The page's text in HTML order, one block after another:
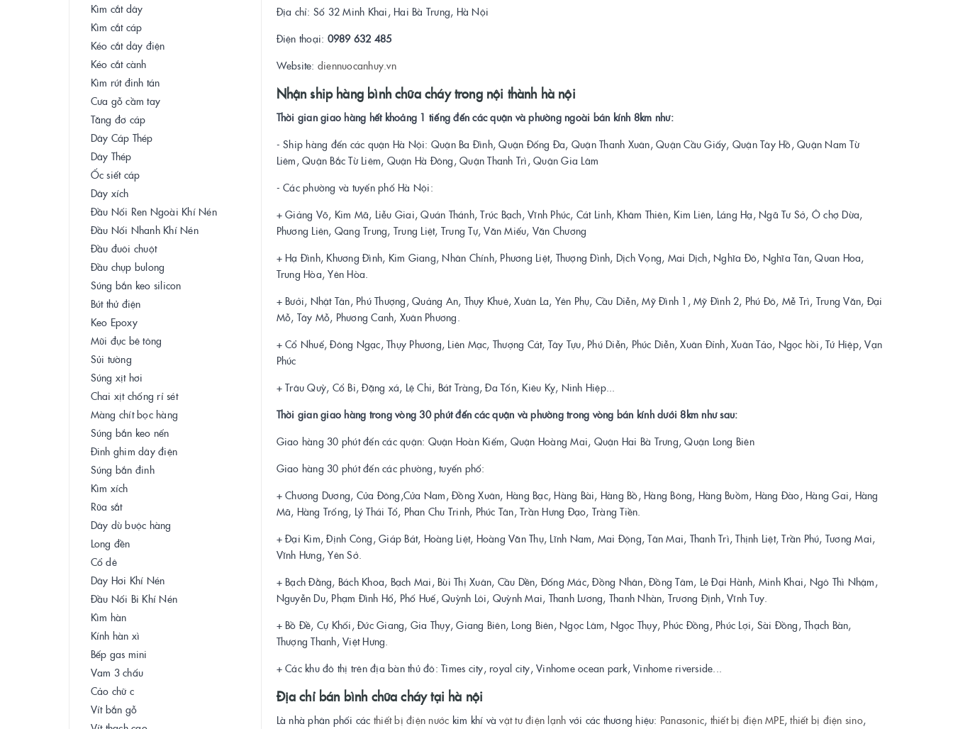
Địa chỉ: Số 32 Minh Khai, Hai Bà Trưng, Hà Nội
Điện thoại: 0989 632 485
Website: diennuocanhuy.vn
Nhận ship hàng bình chữa cháy trong nội thành hà nội
Thời gian giao hàng hết khoảng 1 tiếng đến các quận và phường ngoài bán kính 8km như:
- Ship hàng đến các quận Hà Nội: Quận Ba Đình, Quận Đống Đa, Quận Thanh Xuân, Quận Cầu Giấy, Quận Tây Hồ, Quận Nam Từ
Liêm, Quận Bắc Từ Liêm, Quận Hà Đông, Quận Thanh Trì, Quận Gia Lâm
- Các phường và tuyến phố Hà Nội:
+ Giảng Võ, Kim Mã, Liễu Giai, Quán Thánh, Trúc Bạch, Vĩnh Phúc, Cát Linh, Khâm Thiên, Kim Liên, Láng Hạ, Ngã Tư Sở, Ô chợ Dừa,
Phương Liên, Qang Trung, Trung Liệt, Trung Tự, Văn Miếu, Văn Chương
+ Hạ Đình, Khương Đình, Kim Giang, Nhân Chính, Phương Liệt, Thượng Đình, Dịch Vọng, Mai Dịch, Nghĩa Đô, Nghĩa Tân, Quan Hoa,
Trung Hòa, Yên Hòa.
+ Bưởi, Nhật Tân, Phú Thượng, Quảng An, Thụy Khuê, Xuân La, Yên Phụ, Cầu Diễn, Mỹ Đình 1, Mỹ Đình 2, Phú Đô, Mễ Trì, Trung Văn, Đại
Mỗ, Tây Mỗ, Phương Canh, Xuân Phương.
+ Cổ Nhuế, Đông Ngạc, Thụy Phương, Liên Mạc, Thượng Cát, Tây Tựu, Phú Diễn, Phúc Diễn, Xuân Đỉnh, Xuân Tảo, Ngọc hồi, Tứ Hiệp, Vạn
Phúc
+ Trâu Quỳ, Cổ Bi, Đặng xá, Lệ Chi, Bát Tràng, Đa Tốn, Kiêu Kỵ, Ninh Hiệp...
Thời gian giao hàng trong vòng 30 phút đến các quận và phường trong vòng bán kính dưới 8km như sau:
Giao hàng 30 phút đến các quận: Quận Hoàn Kiếm, Quận Hoàng Mai, Quận Hai Bà Trưng, Quận Long Biên
Giao hàng 30 phút đến các phường, tuyến phố:
+ Chương Dương, Cửa Đông,Cửa Nam, Đồng Xuân, Hàng Bạc, Hàng Bài, Hàng Bồ, Hàng Bông, Hàng Buồm, Hàng Đào, Hàng Gai, Hàng
Mã, Hàng Trống, Lý Thái Tổ, Phan Chu Trinh, Phúc Tân, Trần Hưng Đạo, Tràng Tiền.
+ Đại Kim, Định Công, Giáp Bát, Hoàng Liệt, Hoàng Văn Thụ, Lĩnh Nam, Mai Động, Tân Mai, Thanh Trì, Thịnh Liệt, Trần Phú, Tương Mai,
Vĩnh Hưng, Yên Sở.
+ Bạch Đằng, Bách Khoa, Bạch Mai, Bùi Thị Xuân, Cầu Dền, Đống Mác, Đồng Nhân, Đồng Tâm, Lê Đại Hành, Minh Khai, Ngô Thì Nhậm,
Nguyễn Du, Phạm Đình Hổ, Phố Huế, Quỳnh Lôi, Quỳnh Mai, Thanh Lương, Thanh Nhàn, Trương Định, Vĩnh Tuy.
+ Bồ Đề, Cự Khối, Đức Giang, Gia Thụy, Giang Biên, Long Biên, Ngọc Lâm, Ngọc Thụy, Phúc Đồng, Phúc Lợi, Sài Đồng, Thạch Bàn,
Thượng Thanh, Việt Hưng.
+ Các khu đô thị trên địa bàn thủ đô: Times city, royal city, Vinhome ocean park, Vinhome riverside...
Địa chỉ bán bình chữa cháy tại hà nội
Là nhà phân phối các thiết bị điện nước kim khí vàvật tư điện lạnh với các thương hiệu: Panasonic, thiết bị điện MPE,thiết bị điện sino,
Kìm cắt dây
Kìm cắt cáp
Kéo cắt dây điện
Kéo cắt cành
Kìm rút đinh tán
Cưa gỗ cầm tay
Tăng đơ cáp
Dây Cáp Thép
Dây Thép
Ốc siết cáp
Dây xích
Đầu Nối Ren Ngoài Khí Nén
Đầu Nối Nhanh Khí Nén
Đầu đuôi chuột
Đầu chụp bulong
Súng bắn keo silicon
Bút thử điện
Keo Epoxy
Mũi đục bê tông
Sủi tường
Súng xịt hơi
Chai xịt chống rỉ sét
Màng chít bọc hàng
Súng bắn keo nến
Đinh ghim dây điện
Súng bắn đinh
Kìm xích
Rũa sắt
Dây dù buộc hàng
Long đền
Cổ dê
Dây Hơi Khí Nén
Đầu Nối Bi Khí Nén
Kìm hàn
Kính hàn xì
Bếp gas mini
Vam 3 chấu
Cảo chữ c
Vít bắn gỗ